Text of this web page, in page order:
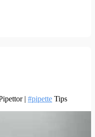
| #pipette Tips